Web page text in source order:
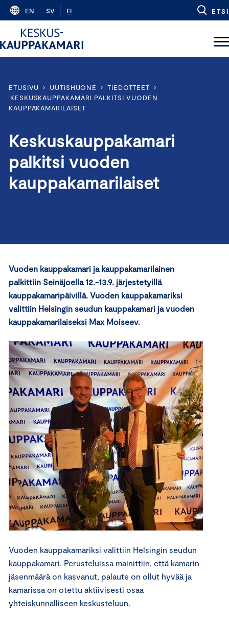
Skip
content
EN SV FI ETSI
ETUSIVU › UUTISHUONE › TIEDOTTEET
›
KESKUSKAUPPAKAMARI PALKITSI VUODEN
KAUPPAKAMARILAISET
Keskuskauppakamari
palkitsi vuoden
kauppakamarilaiset
Vuoden kauppakamari ja kauppakamarilainen
palkittiin Seinäjoella 12.-13.9. järjestetyillä
kauppakamaripäivillä. Vuoden kauppakamariksi
valittiin Helsingin seudun kauppakamari ja vuoden
kauppakamarilaiseksi Max Moiseev.
Vuoden kauppakamariksi valittiin Helsingin seudun
kauppakamari. Perusteluissa mainittiin, että kamarin
jäsenmäärä on kasvanut, palaute on ollut hyvää ja
kamarissa on otettu aktiivisesti osaa
yhteiskunnalliseen keskusteluun.